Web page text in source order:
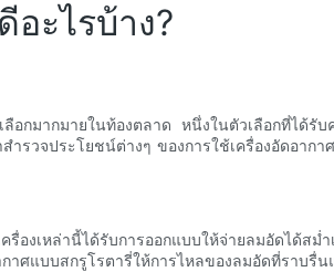
ะไรบ้าง?
กมากมายในท้องตลาด หนึ่งในตัวเลือกที่ได้รั
รวจประโยชน์ต่างๆ ของการใช้เครื่องอัดอาก
งเหล่านี้ได้รับการออกแบบให้จ่ายลมอัดได้สม่
ศแบบสกรูโรตารี่ให้การไหลของลมอัดที่ราบ